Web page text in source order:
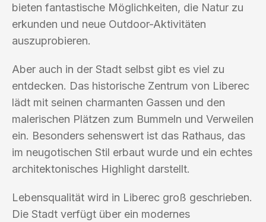
bieten fantastische Möglichkeiten, die Natur zu
erkunden und neue Outdoor-Aktivitäten
auszuprobieren.
Aber auch in der Stadt selbst gibt es viel zu
entdecken. Das historische Zentrum von Liberec
lädt mit seinen charmanten Gassen und den
malerischen Plätzen zum Bummeln und Verweilen
ein. Besonders sehenswert ist das Rathaus, das
im neugotischen Stil erbaut wurde und ein echtes
architektonisches Highlight darstellt.
Lebensqualität wird in Liberec groß geschrieben.
Die Stadt verfügt über ein modernes